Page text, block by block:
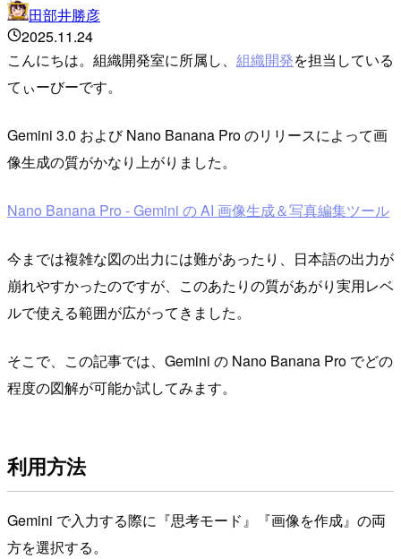
田部井勝彦
2025.11.24
こんにちは。組織開発室に所属し、 組織開発を担当している
てぃーびーです。
Gemini 3.0 および Nano Banana Pro のリリースによって画
像生成の質がかなり上がりました。
Nano Banana Pro - Gemini の AI 画像生成＆写真編集ツール
今までは複雑な図の出力には難があったり、日本語の出力が
崩れやすかったのですが、このあたりの質があがり実用レベ
ルで使える範囲が広がってきました。
そこで、この記事では、Gemini の Nano Banana Pro でどの
程度の図解が可能か試してみます。
利用方法
Gemini で入力する際に『思考モード』『画像を作成』の両
方を選択する。